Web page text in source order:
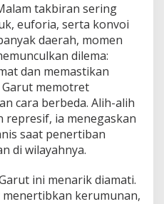
takbiran sering
euforia, serta konvoi
daerah, momen
dilema:
dan memastikan
memotret
cara berbeda. Alih-alih
represif, ia menegaskan
saat penertiban
di wilayahnya.
ini menarik diamati.
kerumunan,